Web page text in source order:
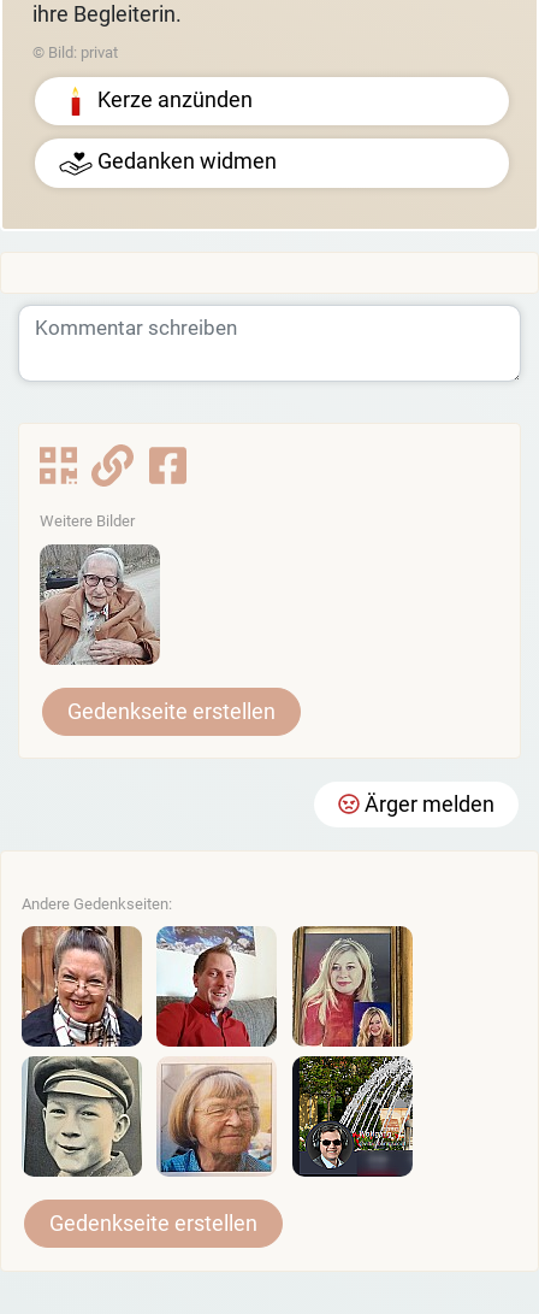
ihre Begleiterin.
© Bild: privat
Kerze anzünden
Gedanken widmen
Weitere Bilder
Gedenkseite erstellen
Ärger melden
Andere Gedenkseiten:
Gedenkseite erstellen